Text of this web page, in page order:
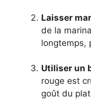
Laisser
de la
longtemps,
Utiliser un
rouge est
goût du